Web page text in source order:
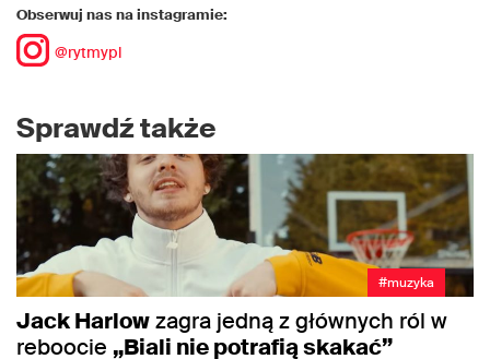
Obserwuj nas na instagramie:
@rytmypl
Sprawdź także
#muzyka
Jack Harlowzagra jedną z głównych ról w
reboocie „Biali nie potrafią skakać”